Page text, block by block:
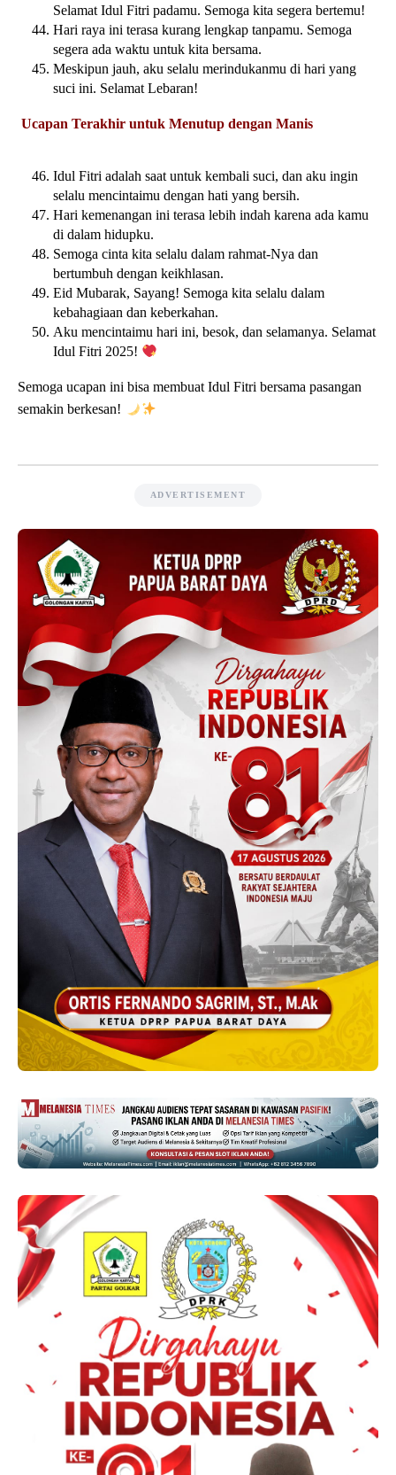
Selamat Idul Fitri padamu. Semoga kita segera bertemu!
Hari raya ini terasa kurang lengkap tanpamu. Semoga
segera ada waktu untuk kita bersama.
Meskipun jauh, aku selalu merindukanmu di hari yang
suci ini. Selamat Lebaran!
Ucapan Terakhir untuk Menutup dengan Manis
Idul Fitri adalah saat untuk kembali suci, dan aku ingin
selalu mencintaimu dengan hati yang bersih.
Hari kemenangan ini terasa lebih indah karena ada kamu
di dalam hidupku.
Semoga cinta kita selalu dalam rahmat-Nya dan
bertumbuh dengan keikhlasan.
Eid Mubarak, Sayang! Semoga kita selalu dalam
kebahagiaan dan keberkahan.
Aku mencintaimu hari ini, besok, dan selamanya. Selamat
Idul Fitri 2025!
Semoga ucapan ini bisa membuat Idul Fitri bersama pasangan
semakin berkesan!
ADVERTISEMENT